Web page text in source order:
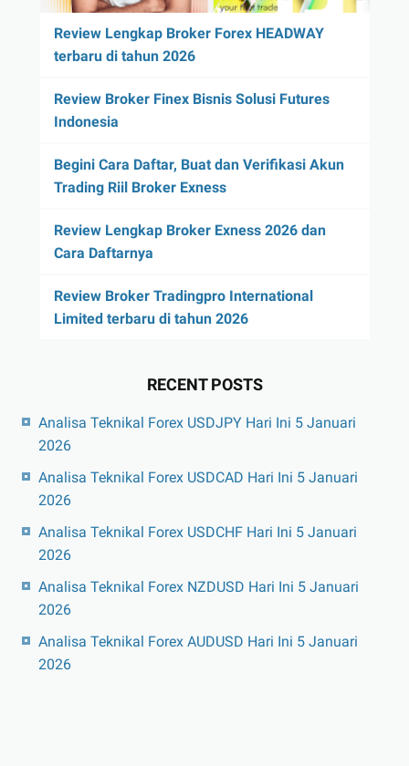
Review Lengkap Broker Forex HEADWAY
terbaru di tahun 2026
Review Broker Finex Bisnis Solusi Futures
Indonesia
Begini Cara Daftar, Buat dan Verifikasi Akun
Trading Riil Broker Exness
Review Lengkap Broker Exness 2026 dan
Cara Daftarnya
Review Broker Tradingpro International
Limited terbaru di tahun 2026
RECENT POSTS
Analisa Teknikal Forex USDJPY Hari Ini 5 Januari
2026
Analisa Teknikal Forex USDCAD Hari Ini 5 Januari
2026
Analisa Teknikal Forex USDCHF Hari Ini 5 Januari
2026
Analisa Teknikal Forex NZDUSD Hari Ini 5 Januari
2026
Analisa Teknikal Forex AUDUSD Hari Ini 5 Januari
2026